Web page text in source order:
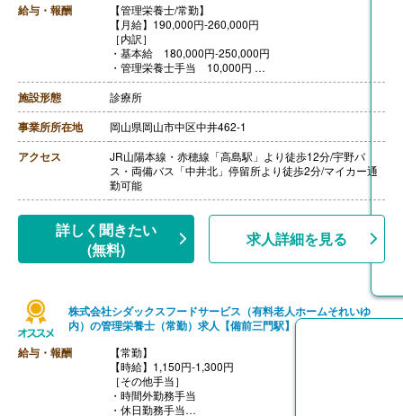
給与・報酬
【管理栄養士/常勤】
【月給】190,000円-260,000円
［内訳］
・基本給 180,000円-250,000円
・管理栄養士手当 10,000円
【賞与】あり（計2.00ヶ月-3.00ヶ月分）※前年度実績
【通勤手当】あり（上限20,000円/月）
【昇給】あり
【退職金】なし
施設形態 診療所
事業所所在地 岡山県岡山市中区中井462-1
アクセス
JR山陽本線・赤穂線「高島駅」より徒歩12分/宇野バ
ス・両備バス「中井北」停留所より徒歩2分/マイカー通
勤可能
詳しく聞きたい
(無料)
求人詳細を見る
株式会社シダックスフードサービス（有料老人ホームそれいゆ
内）の管理栄養士（常勤）求人【備前三門駅】
給与・報酬
【常勤】
【時給】1,150円-1,300円
［その他手当］
・時間外勤務手当
・休日勤務手当